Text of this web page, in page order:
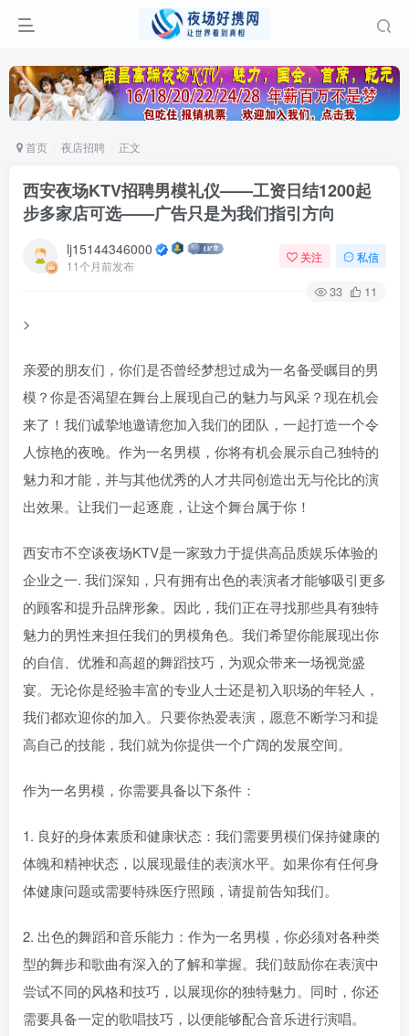
首页 夜店招聘 正文
西安夜场KTV招聘男模礼仪——工资日结1200起
步多家店可选——广告只是为我们指引方向
lj15144346000
11个月前发布
关注 私信
33 11
>
亲爱的朋友们，你们是否曾经梦想过成为一名备受瞩目的男
模？你是否渴望在舞台上展现自己的魅力与风采？现在机会
来了！我们诚挚地邀请您加入我们的团队，一起打造一个令
人惊艳的夜晚。作为一名男模，你将有机会展示自己独特的
魅力和才能，并与其他优秀的人才共同创造出无与伦比的演
出效果。让我们一起逐鹿，让这个舞台属于你！
西安市不空谈夜场KTV是一家致力于提供高品质娱乐体验的
企业之一. 我们深知，只有拥有出色的表演者才能够吸引更多
的顾客和提升品牌形象。因此，我们正在寻找那些具有独特
魅力的男性来担任我们的男模角色。我们希望你能展现出你
的自信、优雅和高超的舞蹈技巧，为观众带来一场视觉盛
宴。无论你是经验丰富的专业人士还是初入职场的年轻人，
我们都欢迎你的加入。只要你热爱表演，愿意不断学习和提
高自己的技能，我们就为你提供一个广阔的发展空间。
作为一名男模，你需要具备以下条件：
1. 良好的身体素质和健康状态：我们需要男模们保持健康的
体魄和精神状态，以展现最佳的表演水平。如果你有任何身
体健康问题或需要特殊医疗照顾，请提前告知我们。
2. 出色的舞蹈和音乐能力：作为一名男模，你必须对各种类
型的舞步和歌曲有深入的了解和掌握。我们鼓励你在表演中
尝试不同的风格和技巧，以展现你的独特魅力。同时，你还
需要具备一定的歌唱技巧，以便能够配合音乐进行演唱。